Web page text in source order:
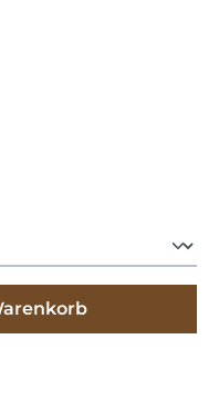
benutze die